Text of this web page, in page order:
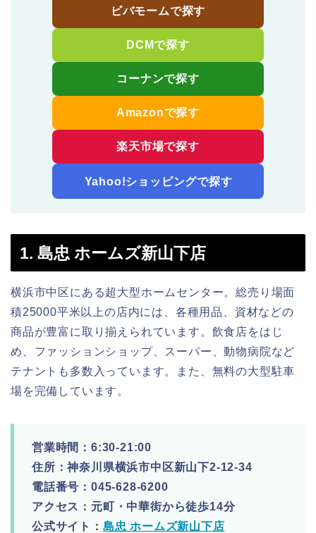
ビバモームで探す
DCMで探す
コーナンで探す
Amazonで探す
楽天市場で探す
Yahoo!ショッピングで探す
1. 島忠 ホームズ新山下店
横浜市中区にある超大型ホームセンター。総売り場面
積25000平米以上の店内には、各種用品、資材などの
商品が豊富に取り揃えられています。飲食店をはじ
め、ファッションショップ、スーパー、動物病院など
テナントも多数入っています。また、無料の大型駐車
場を完備しています。
営業時間：6:30-21:00
住所：神奈川県横浜市中区新山下2-12-34
電話番号：045-628-6200
アクセス：元町・中華街から徒歩14分
公式サイト： 島忠 ホームズ新山下店